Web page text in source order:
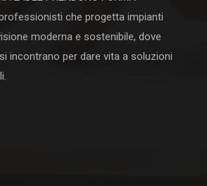
che progetta impianti
moderna e sostenibile, dove
incontrano per dare vita a soluzioni